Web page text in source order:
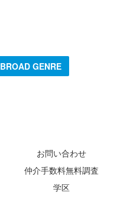
BROAD GENRE
お問い合わせ
仲介手数料無料調査
学区